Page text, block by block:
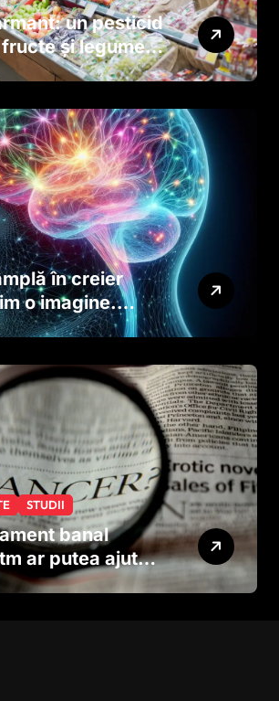
un pesticid
și legume
dezvoltarea
naștere
în creier
o imagine.
explică rolul
STUDII
banal
ar putea ajuta